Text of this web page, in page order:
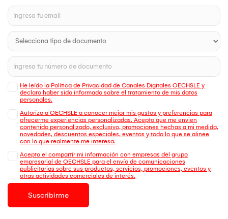
He leído la Política de Privacidad de Canales Digitales OECHSLE y
declaro haber sido informado sobre el tratamiento de mis datos
personales.
Autorizo a OECHSLE a conocer mejor mis gustos y preferencias para
ofrecerme experiencias personalizadas. Acepto que me envien
contenido personalizado, exclusivo, promociones hechas a mi medida,
novedades, descuentos especiales, eventos y todo lo que se alinee
con lo que realmente me interesa.
Acepto el compartir mi información con empresas del grupo
empresarial de OECHSLE para el envío de comunicaciones
publicitarias sobre sus productos, servicios, promociones, eventos y
otras actividades comerciales de interés.
Suscribirme